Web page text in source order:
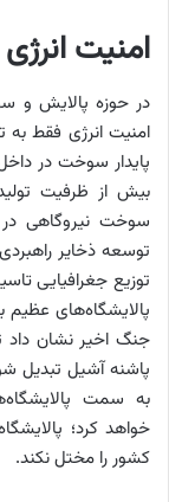
امنیت انرژی
در حوزه پالایش و
امنیت انرژی فقط به
پایدار سوخت در
بیش از ظرفیت
سوخت نیروگاهی
توسعه ذخایر
توزیع جغرافیایی
پالایشگاه‌های
جنگ اخیر نشان داد
پاشنه آشیل تبدیل
به سمت
خواهد کرد؛
کشور را مختل نکند.